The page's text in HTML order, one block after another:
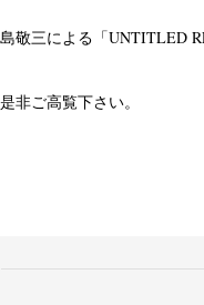
非ご高覧下さい。